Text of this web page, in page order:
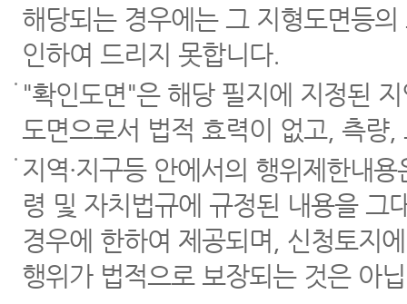
해당되는 경우에는 그 지형도면등
인하여 드리지 못합니다.
"확인도면"은 해당 필지에 지정된
도면으로서 법적 효력이 없고, 측량
지역·지구등 안에서의 행위제한내
령 및 자치법규에 규정된 내용을 그
경우에 한하여 제공되며, 신청토지
행위가 법적으로 보장되는 것은 아